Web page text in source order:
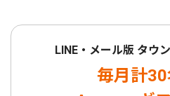
LINE・メール版 タウ
毎月計